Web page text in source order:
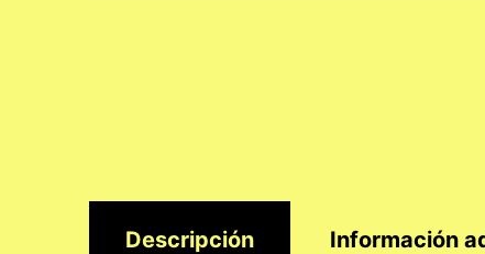
Descripción Información